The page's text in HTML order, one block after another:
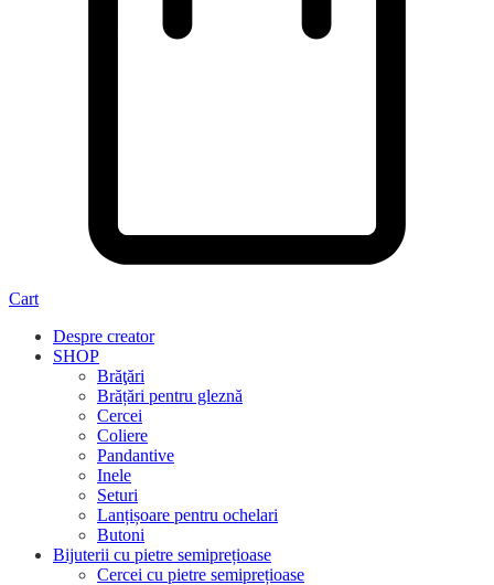
Cart
Despre creator
SHOP
Brăţări
Brățări pentru gleznă
Cercei
Coliere
Pandantive
Inele
Seturi
Lanțișoare pentru ochelari
Butoni
Bijuterii cu pietre semiprețioase
Cercei cu pietre semiprețioase